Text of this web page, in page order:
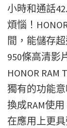
小時和通話
煩惱！
間，能儲存
950條高清影
HONOR RAM
獨有的功能
換成RAM使
在應用上更